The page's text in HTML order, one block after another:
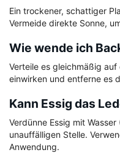
Ein trockener, schattiger
Vermeide direkte Sonne,
Wie wende ich
Verteile es gleichmäßig
einwirken und entferne es
Kann Essig das
Verdünne Essig mit
unauffälligen Stelle.
Anwendung.